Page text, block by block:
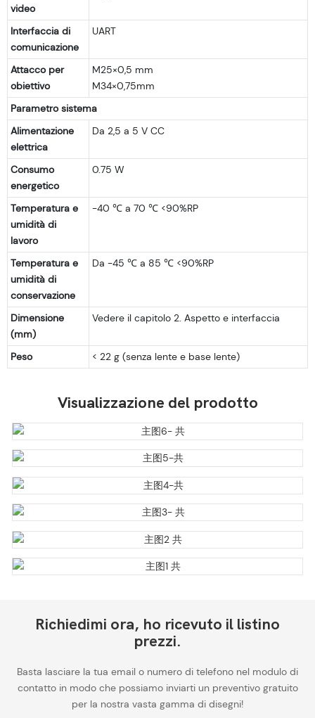
video
Interfaccia di
comunicazione
UART
Attacco per
obiettivo
M25×0,5 mm
M34×0,75mm
Parametro sistema
Alimentazione
elettrica
Da 2,5 a 5 V CC
Consumo
energetico
0.75 W
Temperatura e
umidità di
lavoro
-40 ℃ a 70 ℃ <90%RP
Temperatura e
umidità di
conservazione
Da -45 ℃ a 85 ℃ <90%RP
Dimensione
(mm)
Vedere il capitolo 2. Aspetto e interfaccia
Peso < 22 g (senza lente e base lente)
Visualizzazione del prodotto
Richiedimi ora, ho ricevuto il listino
prezzi.
Basta lasciare la tua email o numero di telefono nel modulo di
contatto in modo che possiamo inviarti un preventivo gratuito
per la nostra vasta gamma di disegni!